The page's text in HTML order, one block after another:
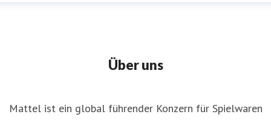
Über uns
Mattel ist ein global führender Konzern für Spielwaren